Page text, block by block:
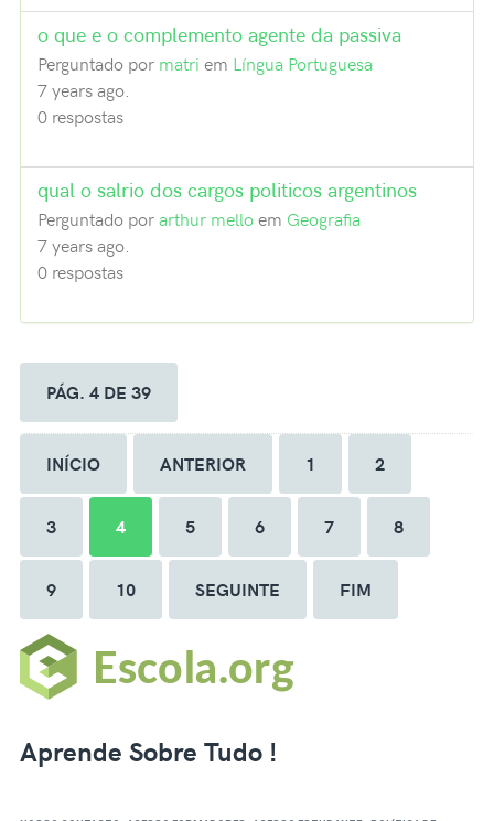
o que e o complemento agente da passiva
Perguntado por matri em Língua Portuguesa
7 years ago.
0 respostas
qual o salrio dos cargos politicos argentinos
Perguntado porarthur melloem Geografia
7 years ago.
0 respostas
PÁG. 4 DE 39
INÍCIO ANTERIOR 1 2
3 4 5 6 7 8
9 10 SEGUINTE FIM
Aprende Sobre Tudo !